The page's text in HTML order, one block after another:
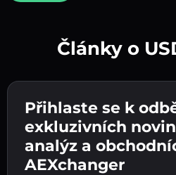
Zadejte adresu své
pokračujte k dalšímu
Potvrďte svou totožnost
poslednímu kroku.
Odešlete vklad 👉
fiat měnu ve své
Články o
Přihlaste se k
exkluzivních
analýz a
AEXchanger